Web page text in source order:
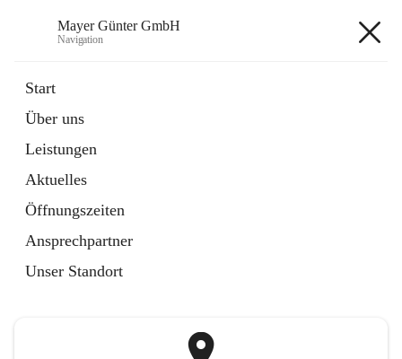
Mayer Günter GmbH
Navigation
Start
Über uns
Leistungen
Aktuelles
Öffnungszeiten
Ansprechpartner
Unser Standort
Artikel
in
Tab
TRANSPORTE
Artikel
öffnet
in
neuem
Tab